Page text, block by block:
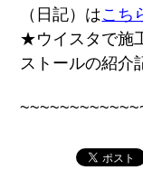
（日記）はこち
★ウイスタで施
ストールの紹介